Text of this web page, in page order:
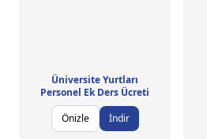
Üniversite Yurtları
Personel Ek Ders Ücreti
Önizle
İndir